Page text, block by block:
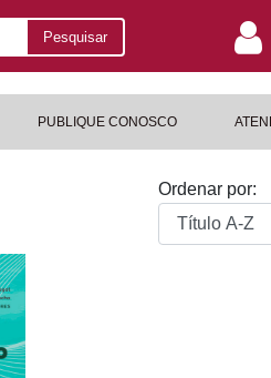
Pesquisar
PUBLIQUE CONOSCO
Ordenar por: